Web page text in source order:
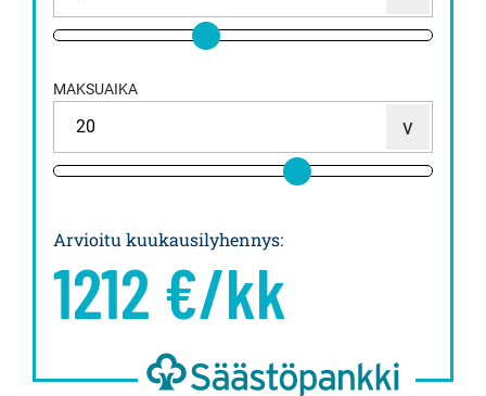
MAKSUAIKA
Arvioitu kuukausilyhennys:
1212 €/kk